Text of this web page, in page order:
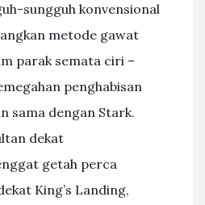
sungguh konvensional
metode gawat
parak semata ciri –
penghabisan
sama dengan Stark.
dekat
getah perca
King’s Landing,